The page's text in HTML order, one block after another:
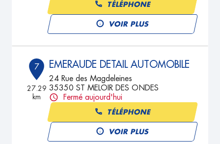
TÉLÉPHONE
VOIR PLUS
7
27.29
km
EMERAUDE DETAIL AUTOMOBILE
24 Rue des Magdeleines
35350 ST MELOIR DES ONDES
Fermé aujourd'hui
TÉLÉPHONE
VOIR PLUS